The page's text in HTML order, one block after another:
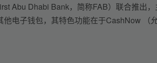
Abu Dhabi Bank，简称FAB）联合推出，
电子钱包，其特色功能在于CashNow （